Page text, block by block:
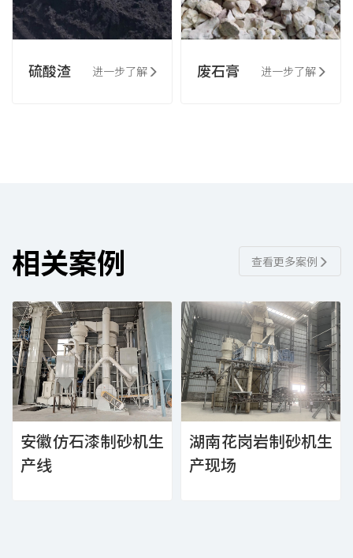
硫酸渣 进一步了解 废石膏 进一步了解
相关案例 查看更多案例
安徽仿石漆制砂机生
产线
湖南花岗岩制砂机生
产现场